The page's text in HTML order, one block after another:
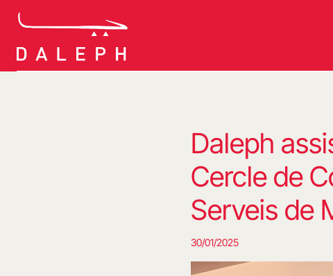
Daleph
Cercle de
Serveis de
30/01/2025